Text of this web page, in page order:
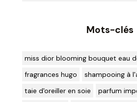
Mots-clés
miss dior blooming bouquet eau
fragrances hugo
shampooing à
taie d'oreiller en soie
parfum